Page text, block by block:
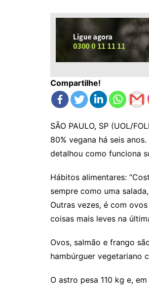
Compartilhe!
SÃO PAULO, SP (UOL/
80% vegana há seis
detalhou como funciona
Hábitos alimentares:
sempre como uma
Outras vezes, é com
coisas mais leves na
Ovos, salmão e frango
hambúrguer vegetariano
O astro pesa 110 kg e,